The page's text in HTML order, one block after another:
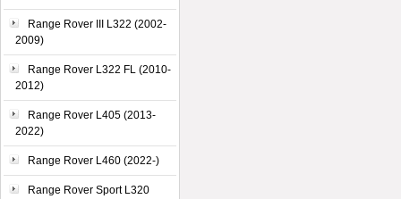
Range Rover III L322 (2002-
2009)
Range Rover L322 FL (2010-
2012)
Range Rover L405 (2013-
2022)
Range Rover L460 (2022-)
Range Rover Sport L320